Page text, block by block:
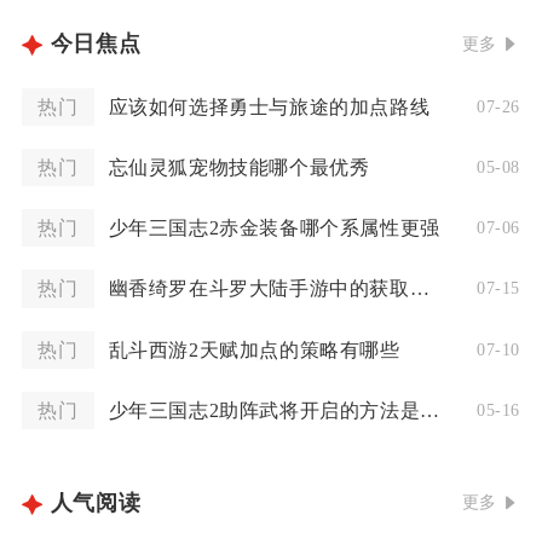
今日焦点 更多
热门 应该如何选择勇士与旅途的加点路线 07-26
热门 忘仙灵狐宠物技能哪个最优秀 05-08
热门 少年三国志2赤金装备哪个系属性更强 07-06
热门 幽香绮罗在斗罗大陆手游中的获取方式是怎样的 07-15
热门 乱斗西游2天赋加点的策略有哪些 07-10
热门 少年三国志2助阵武将开启的方法是什么 05-16
人气阅读 更多